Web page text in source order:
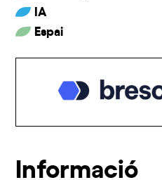
IA
Espai
Informació